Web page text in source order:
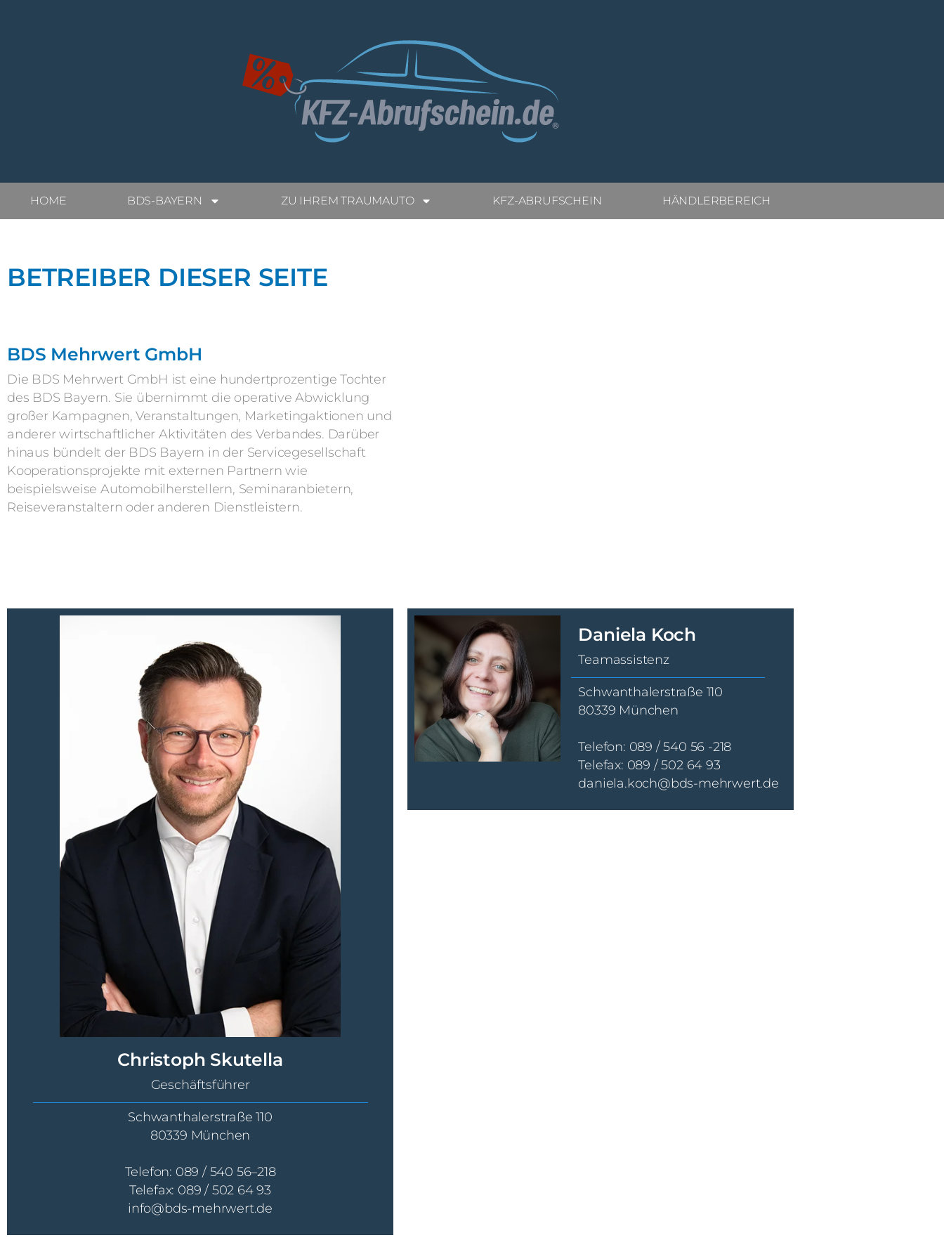
HOME BDS-BAYERN ZU IHREM TRAUMAUTO KFZ-ABRUFSCHEIN HÄNDLERBEREICH
BETREIBER DIESER SEITE
BDS Mehrwert GmbH
Die BDS Mehrwert GmbH ist eine hundertprozentige Tochter
des BDS Bayern. Sie übernimmt die operative Abwicklung
großer Kampagnen, Veranstaltungen, Marketingaktionen und
anderer wirtschaftlicher Aktivitäten des Verbandes. Darüber
hinaus bündelt der BDS Bayern in der Servicegesellschaft
Kooperationsprojekte mit externen Partnern wie
beispielsweise Automobilherstellern, Seminaranbietern,
Reiseveranstaltern oder anderen Dienstleistern.
Christoph Skutella
Geschäftsführer
Schwanthalerstraße 110
80339 München
Telefon: 089 / 540 56–218
Telefax: 089 / 502 64 93
info@bds-mehrwert.de
Daniela Koch
Teamassistenz
Schwanthalerstraße 110
80339 München
Telefon: 089 / 540 56 -218
Telefax: 089 / 502 64 93
daniela.koch@bds-mehrwert.de